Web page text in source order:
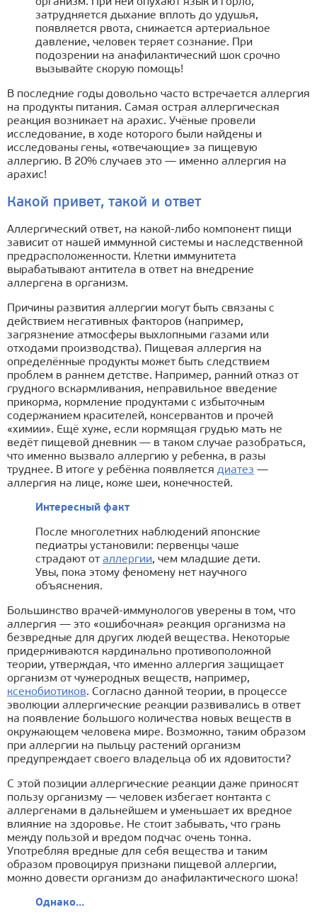
организм. При ней опухают язык и горло,
затрудняется дыхание вплоть до удушья,
появляется рвота, снижается артериальное
давление, человек теряет сознание. При
подозрении на анафилактический шок срочно
вызывайте скорую помощь!
В последние годы довольно часто встречается аллергия
на продукты питания. Самая острая аллергическая
реакция возникает на арахис. Учёные провели
исследование, в ходе которого были найдены и
исследованы гены, «отвечающие» за пищевую
аллергию. В 20% случаев это — именно аллергия на
арахис!
Какой привет, такой и ответ
Аллергический ответ, на какой-либо компонент пищи
зависит от нашей иммунной системы и наследственной
предрасположенности. Клетки иммунитета
вырабатывают антитела в ответ на внедрение
аллергена в организм.
Причины развития аллергии могут быть связаны с
действием негативных факторов (например,
загрязнение атмосферы выхлопными газами или
отходами производства). Пищевая аллергия на
определённые продукты может быть следствием
проблем в раннем детстве. Например, ранний отказ от
грудного вскармливания, неправильное введение
прикорма, кормление продуктами с избыточным
содержанием красителей, консервантов и прочей
«химии». Ещё хуже, если кормящая грудью мать не
ведёт пищевой дневник — в таком случае разобраться,
что именно вызвало аллергию у ребенка, в разы
труднее. В итоге у ребёнка появляется диатез —
аллергия на лице, коже шеи, конечностей.
Интересный факт
После многолетних наблюдений японские
педиатры установили: первенцы чаше
страдают оталлергии, чем младшие дети.
Увы, пока этому феномену нет научного
объяснения.
Большинство врачей-иммунологов уверены в том, что
аллергия — это «ошибочная» реакция организма на
безвредные для других людей вещества. Некоторые
придерживаются кардинально противоположной
теории, утверждая, что именно аллергия защищает
организм от чужеродных веществ, например,
ксенобиотиков. Согласно данной теории, в процессе
эволюции аллергические реакции развивались в ответ
на появление большого количества новых веществ в
окружающем человека мире. Возможно, таким образом
при аллергии на пыльцу растений организм
предупреждает своего владельца об их ядовитости?
С этой позиции аллергические реакции даже приносят
пользу организму — человек избегает контакта с
аллергенами в дальнейшем и уменьшает их вредное
влияние на здоровье. Не стоит забывать, что грань
между пользой и вредом подчас очень тонка.
Употребляя вредные для себя вещества и таким
образом провоцируя признаки пищевой аллергии,
можно довести организм до анафилактического шока!
Однако...